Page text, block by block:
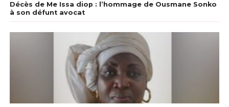
Décès de Me Issa diop : l’hommage de Ousmane Sonko
à son défunt avocat